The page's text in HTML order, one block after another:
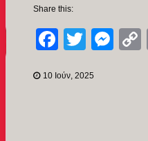
Share this:
10 Ιούν, 2025